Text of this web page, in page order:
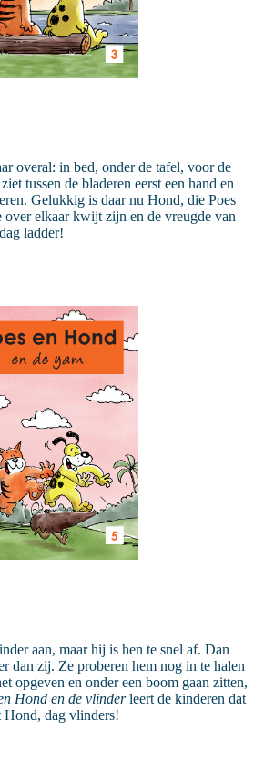
overal: in bed, onder de tafel, voor de
tussen de bladeren eerst een hand en
Gelukkig is daar nu Hond, die Poes
over elkaar kwijt zijn en de vreugde van
ladder!
aan, maar hij is hen te snel af. Dan
dan zij. Ze proberen hem nog in te halen
opgeven en onder een boom gaan zitten,
Hond en de vlinderleert de kinderen dat
Hond, dag vlinders!